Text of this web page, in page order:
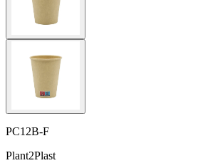
PC12B-F
Plant2Plast